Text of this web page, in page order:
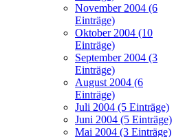
November 2004 (6
Einträge)
Oktober 2004 (10
Einträge)
September 2004 (3
Einträge)
August 2004 (6
Einträge)
Juli 2004 (5 Einträge)
Juni 2004 (5 Einträge)
Mai 2004 (3 Einträge)